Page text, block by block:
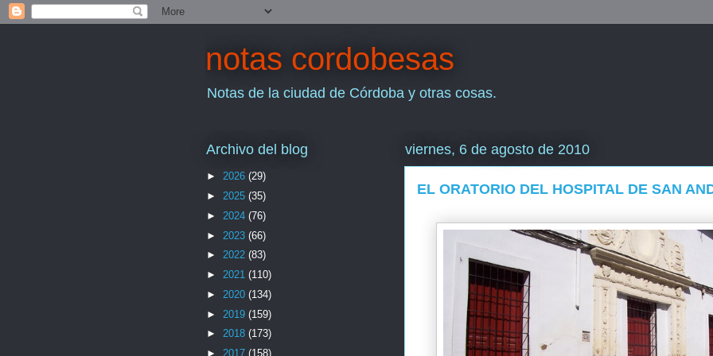
notas cordobesas
Notas de la ciudad de Córdoba y otras cosas.
viernes, 6 de agosto de 2010
EL ORATORIO DEL HOSPITAL DE SAN
Archivo del blog
► 2026 (29)
► 2025 (35)
► 2024 (76)
► 2023 (66)
► 2022 (83)
► 2021 (110)
► 2020 (134)
► 2019 (159)
► 2018 (173)
► 2017 (158)